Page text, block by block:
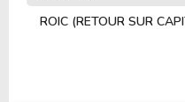
ROIC (RETOUR SUR